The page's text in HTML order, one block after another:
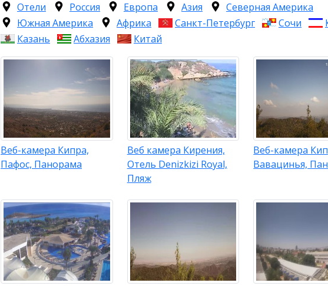
Отели Россия Европа Азия
Северная Америка
Южная Америка
Африка Санкт-Петербург Сочи
Казань
Абхазия Китай
Веб-камера Кипра,
Пафос, Панорама
Веб камера Кирения,
Отель Denizkizi Royal,
Пляж
Веб-камера
Вавацинья,